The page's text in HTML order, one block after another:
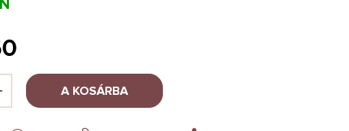
A KOSÁRBA